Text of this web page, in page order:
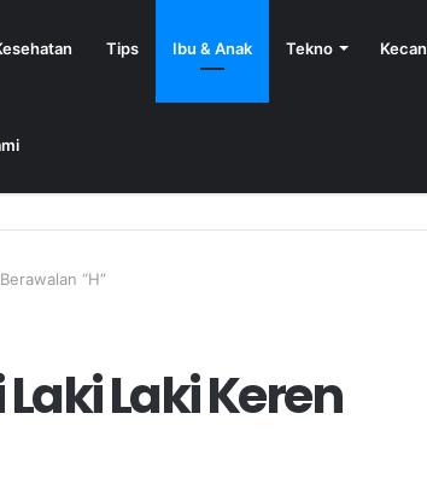
Tips Ibu & Anak Tekno
“H”
Laki Keren